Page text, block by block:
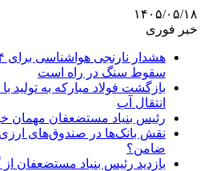
۱۴۰۵/۰۵/۱۸
خبر فوری
سقوط سنگ در راه است
بازگشت فولاد مبارکه به تولید
انتقال آب
رئیس بنیاد مستضعفان مهمان
نقش بانک‌ها در صندوق‌های
ضامن؟
بازدید رئیس بنیاد مستضعفان